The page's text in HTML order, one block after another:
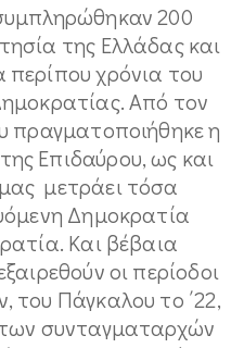
200
της Ελλάδας και
χρόνια του
Από τον
πραγματοποιήθηκε η
Επιδαύρου, ως και
μετράει τόσα
Δημοκρατία
Και βέβαια
οι περίοδοι
του Πάγκαλου το ΄22,
συνταγματαρχών